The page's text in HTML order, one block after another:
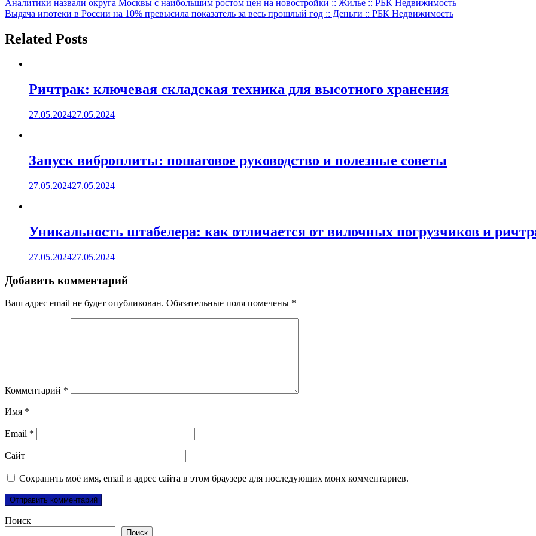
Навигация
по
записям
Аналитики назвали округа Москвы с наибольшим ростом цен на новостройки :: Жилье :: РБК Недвижимость
Выдача ипотеки в России на 10% превысила показатель за весь прошлый год :: Деньги :: РБК Недвижимость
Related Posts
Ричтрак: ключевая складская техника для высотного хранения
27.05.202427.05.2024
Запуск виброплиты: пошаговое руководство и полезные советы
27.05.202427.05.2024
Уникальность штабелера: как отличается от вилочных погрузчиков и
27.05.202427.05.2024
Добавить комментарий
Ваш адрес email не будет опубликован. Обязательные поля помечены *
Комментарий *
Имя *
Email *
Сайт
Сохранить моё имя, email и адрес сайта в этом браузере для последующих моих комментариев.
Поиск
Поиск